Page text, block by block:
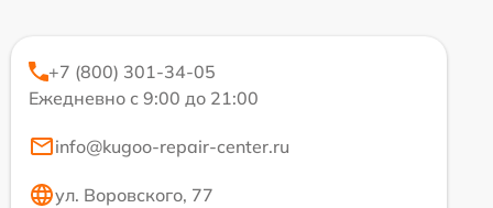
+7 (800) 301-34-05
Ежедневно с 9:00 до 21:00
info@kugoo-repair-center.ru
ул. Воровского, 77